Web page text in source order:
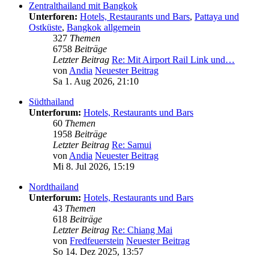
Zentralthailand mit Bangkok
Unterforen: Hotels, Restaurants und Bars, Pattaya und
Ostküste, Bangkok allgemein
327 Themen
6758 Beiträge
Letzter Beitrag Re: Mit Airport Rail Link und…
von Andia Neuester Beitrag
Sa 1. Aug 2026, 21:10
Südthailand
Unterforum: Hotels, Restaurants und Bars
60 Themen
1958 Beiträge
Letzter Beitrag Re: Samui
von Andia Neuester Beitrag
Mi 8. Jul 2026, 15:19
Nordthailand
Unterforum: Hotels, Restaurants und Bars
43 Themen
618 Beiträge
Letzter Beitrag Re: Chiang Mai
von Fredfeuerstein Neuester Beitrag
So 14. Dez 2025, 13:57